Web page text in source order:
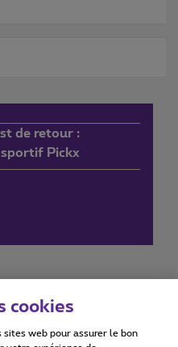
de retour :
Pickx
Accessibility statement
cookies
sites web pour assurer le bon